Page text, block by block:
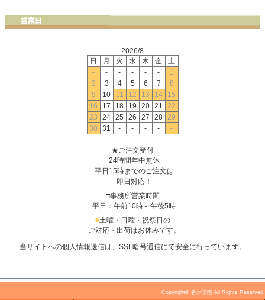
2026/8
日
月 火 水 木 金
土
-
- - - - -
1
2
3 4 5 6 7
8
9
10 11 12 13 14
15
16
17 18 19 20 21
22
23
24 25 26 27 28 29
30
31 - - - - -
★ご注文受付
24時間年中無休
平日15時までのご注文は
即日対応！
□事務所営業時間
平日：午前10時～午後5時
■土曜・日曜・祝祭日の
ご対応・出荷はお休みです。
当サイトへの個人情報送信は、SSL暗号通信にて安全に行っています。
Copyright© 香水学園 All Rights Reserved.